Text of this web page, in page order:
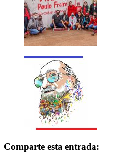
Comparte esta entrada: